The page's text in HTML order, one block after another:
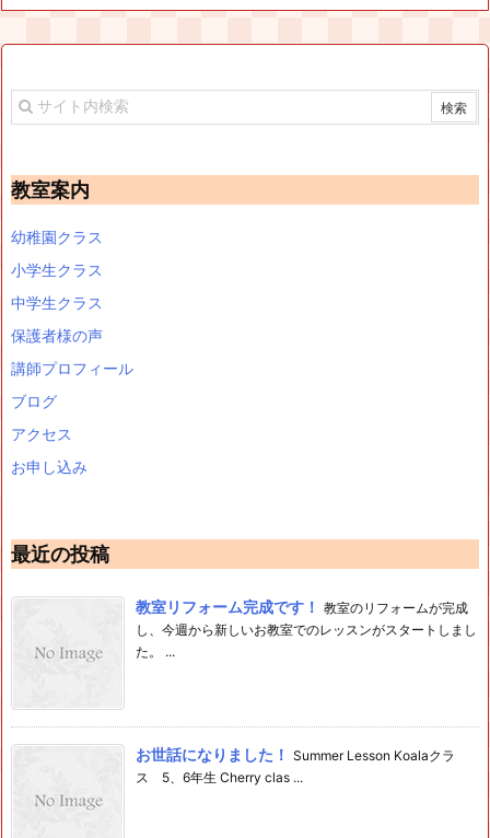
教室案内
幼稚園クラス
小学生クラス
中学生クラス
保護者様の声
講師プロフィール
ブログ
アクセス
お申し込み
最近の投稿
教室リフォーム完成です！ 教室のリフォームが完成
し、今週から新しいお教室でのレッスンがスタートしまし
た。 ...
お世話になりました！ Summer Lesson Koalaクラ
ス 5、6年生 Cherry clas ...